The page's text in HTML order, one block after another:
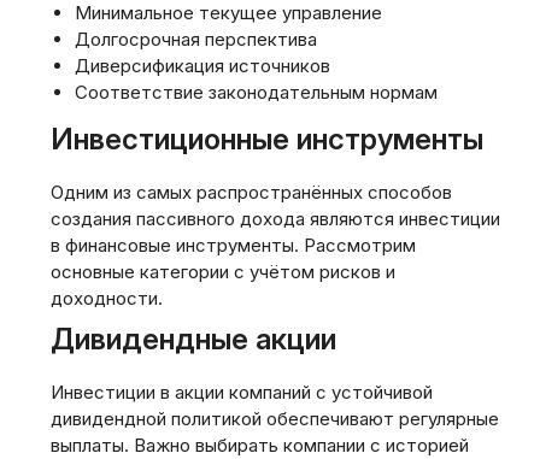
Минимальное текущее управление
Долгосрочная перспектива
Диверсификация источников
Соответствие законодательным нормам
Инвестиционные инструменты
Одним из самых распространённых способов
создания пассивного дохода являются инвестиции
в финансовые инструменты. Рассмотрим
основные категории с учётом рисков и
доходности.
Дивидендные акции
Инвестиции в акции компаний с устойчивой
дивидендной политикой обеспечивают регулярные
выплаты. Важно выбирать компании с историей